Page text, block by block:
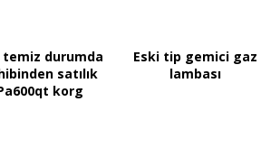
temiz durumda
satılık
korg
Eski tip gemici gaz
lambası